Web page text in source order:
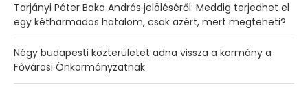
Tarjányi Péter Baka András jelöléséről: Meddig terjedhet el
egy kétharmados hatalom, csak azért, mert megteheti?
Négy budapesti közterületet adna vissza a kormány a
Fővárosi Önkormányzatnak